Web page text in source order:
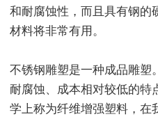
和耐腐蚀性，而且具有钢的
材料将非常有用。
不锈钢雕塑是一种成品雕塑
耐腐蚀、成本相对较低的特
学上称为纤维增强塑料，在